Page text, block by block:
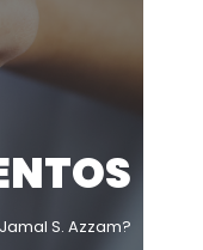
S. Azzam?